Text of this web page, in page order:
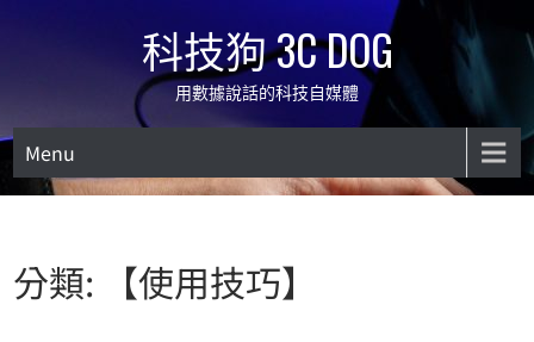
科技狗 3C DOG
用數據說話的科技自媒體
Menu
分類: 【使用技巧】